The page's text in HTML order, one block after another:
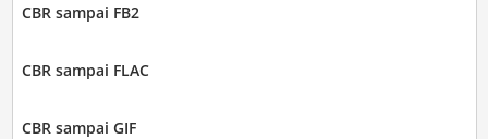
CBR sampai FB2
CBR sampai FLAC
CBR sampai GIF